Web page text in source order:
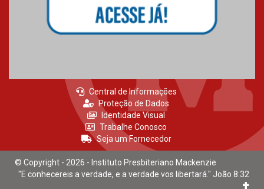
Central de Informações
Proteção de Dados
Identidade Visual
Trabalhe Conosco
Seja um Fornecedor
© Copyright - 2026 - Instituto Presbiteriano Mackenzie
"E conhecereis a verdade, e a verdade vos libertará." João 8:32